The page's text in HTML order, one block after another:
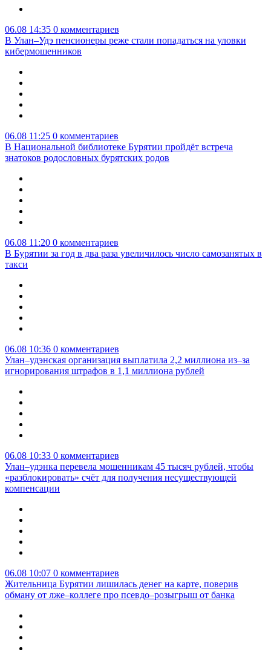
06.08 14:35 0 комментариев
В Улан–Удэ пенсионеры реже стали попадаться на уловки
кибермошенников
06.08 11:25 0 комментариев
В Национальной библиотеке Бурятии пройдёт встреча
знатоков родословных бурятских родов
06.08 11:20 0 комментариев
В Бурятии за год в два раза увеличилось число самозанятых в
такси
06.08 10:36 0 комментариев
Улан–удэнская организация выплатила 2,2 миллиона из–за
игнорирования штрафов в 1,1 миллиона рублей
06.08 10:33 0 комментариев
Улан–удэнка перевела мошенникам 45 тысяч рублей, чтобы
«разблокировать» счёт для получения несуществующей
компенсации
06.08 10:07 0 комментариев
Жительница Бурятии лишилась денег на карте, поверив
обману от лже–коллеге про псевдо–розыгрыш от банка